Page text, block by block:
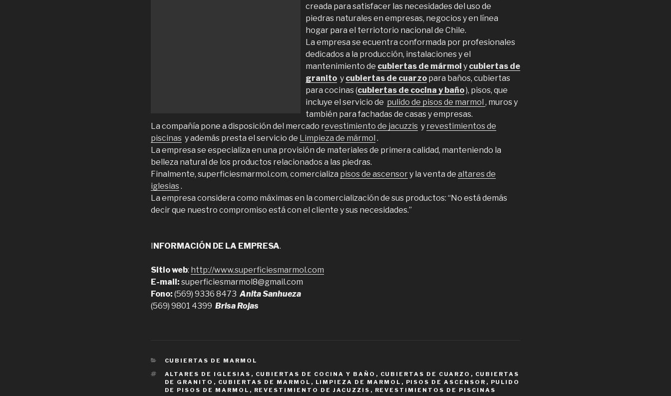
creada para satisfacer las necesidades del uso de
piedras naturales en empresas, negocios y en línea
hogar para el terriotorio nacional de Chile.
La empresa se ecuentra conformada por profesionales
dedicados a la producción, instalaciones y el
mantenimiento de cubiertas de mármol y cubiertas de
granito y cubiertas de cuarzo para baños, cubiertas
para cocinas (cubiertas de cocina y baño), pisos, que
incluye el servicio de pulido de pisos de marmol , muros y
también para fachadas de casas y empresas.
La compañía pone a disposición del mercado revestimiento de jacuzzis y revestimientos de
piscinas y además presta el servicio de Limpieza de mármol .
La empresa se especializa en una provisión de materiales de primera calidad, manteniendo la
belleza natural de los productos relacionados a las piedras.
Finalmente, superficiesmarmol.com, comercializa pisos de ascensory la venta de altares de
iglesias.
La empresa considera como máximas en la comercialización de sus productos: “No está demás
decir que nuestro compromiso está con el cliente y sus necesidades.”
NFORMACIÓN DE LA EMPRESA.
Sitio web: http://www.superficiesmarmol.com
E-mail: superficiesmarmol8@gmail.com
Fono: (569) 9336 8473 Anita Sanhueza
(569) 9801 4399 Brisa Rojas
CATEGORIES
CUBIERTAS DE MARMOL
TAGS
ALTARES DE IGLESIAS , CUBIERTAS DE COCINA Y BAÑO , CUBIERTAS DE CUARZO , CUBIERTAS
DE GRANITO , CUBIERTAS DE MARMOL , LIMPIEZA DE MARMOL , PISOS DE ASCENSOR , PULIDO
DE PISOS DE MARMOL , REVESTIMIENTO DE JACUZZIS , REVESTIMIENTOS DE PISCINAS